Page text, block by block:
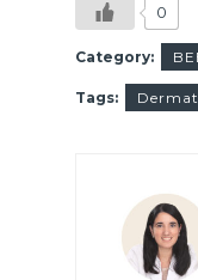
0
Category:
Tags: